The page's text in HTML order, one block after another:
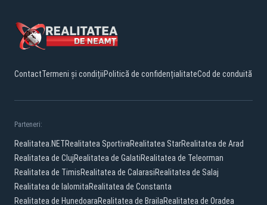
ContactTermeni și condițiiPolitică de confidențialitateCod de conduită
Parteneri:
Realitatea.NETRealitatea SportivaRealitatea StarRealitatea de Arad
Realitatea de ClujRealitatea de GalatiRealitatea de Teleorman
Realitatea de TimisRealitatea de CalarasiRealitatea de Salaj
Realitatea de IalomitaRealitatea de Constanta
Realitatea de HunedoaraRealitatea de BrailaRealitatea de Oradea